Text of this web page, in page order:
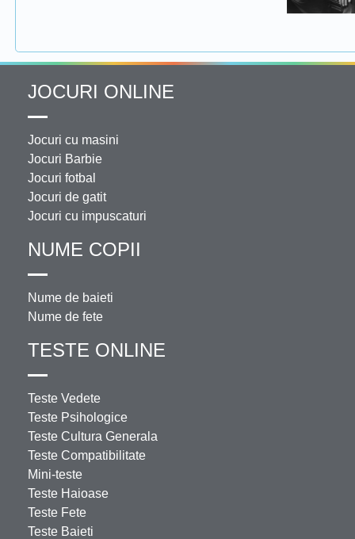
JOCURI ONLINE
Jocuri cu masini
Jocuri Barbie
Jocuri fotbal
Jocuri de gatit
Jocuri cu impuscaturi
NUME COPII
Nume de baieti
Nume de fete
TESTE ONLINE
Teste Vedete
Teste Psihologice
Teste Cultura Generala
Teste Compatibilitate
Mini-teste
Teste Haioase
Teste Fete
Teste Baieti